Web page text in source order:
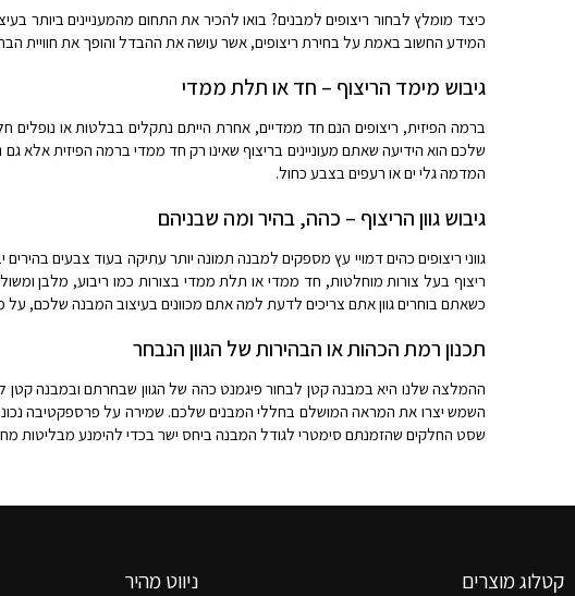
כיצד מומלץ לבחור ריצופים למבנים? בואו להכיר את התחום מהמעניינים
המידע החשוב באמת על בחירת ריצופים, אשר עושה את ההבדל והופך את חוויית
גיבוש מימד הריצוף – חד או תלת ממדי
ברמה הפיזית, ריצופים הנם חד ממדיים, אחרת הייתם נתקלים בבלטות או
שלכם הוא הידיעה שאתם מעוניינים בריצוף שאינו רק חד ממדי ברמה הפיזית אלא
המדמה גלי ים או רעפים בצבע כחול.
גיבוש גוון הריצוף – כהה, בהיר ומה שבניהם
גווני ריצופים כהים דמויי עץ מספקים למבנה תמונה יותר עתיקה בעוד צבעים
ריצוף בעל צורות מוחלטות, חד ממדי או תלת ממדי בצורות כמו ריבוע, מלבן
כשאתם בוחרים גוון אתם צריכים לדעת למה אתם מכוונים בעיצוב המבנה שלכם,
תכנון רמת הכהות או הבהירות של הגוון הנבחר
ההמלצה שלנו היא במבנה קטן לבחור פיגמנט כהה של הגוון שבחרתם ובמבנה קטן
השמש יצרו את המראה המושלם בחללי המבנים שלכם. שמירה על פרספקטיבה
שסט החלקים שהזמנתם סימטרי לגודל המבנה ביחס ישר בכדי להימנע מבליטות
קטלוג מוצרים ניווט מהיר